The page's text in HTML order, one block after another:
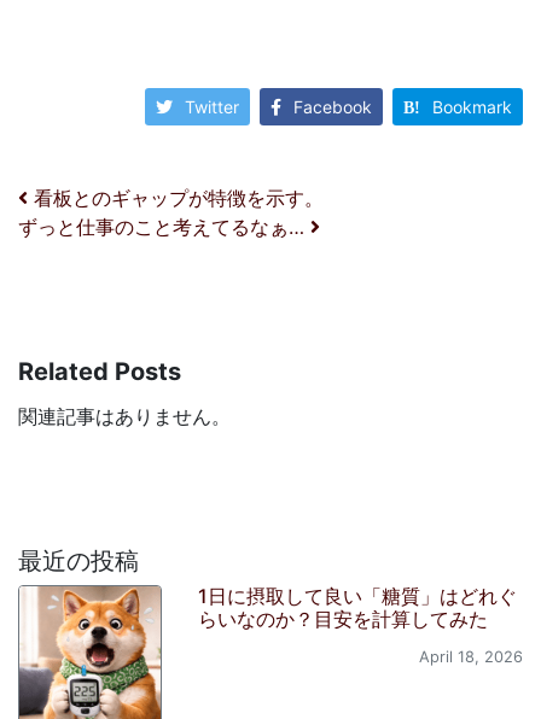
Twitter Facebook Bookmark
投稿ナビゲーション
看板とのギャップが特徴を示す。
ずっと仕事のこと考えてるなぁ…
Related Posts
関連記事はありません。
最近の投稿
1日に摂取して良い「糖質」はどれぐ
らいなのか？目安を計算してみた
April 18, 2026